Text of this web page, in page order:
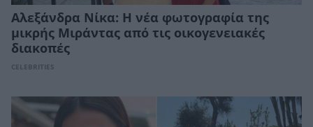
Αλεξάνδρα Νίκα: Η νέα φωτογραφία της
μικρής Μιράντας από τις οικογενειακές
διακοπές
CELEBRITIES